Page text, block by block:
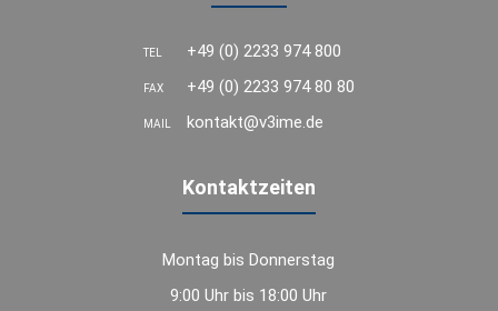
TEL +49 (0) 2233 974 800
FAX +49 (0) 2233 974 80 80
MAIL kontakt@v3ime.de
Kontaktzeiten
Montag bis Donnerstag
9:00 Uhr bis 18:00 Uhr